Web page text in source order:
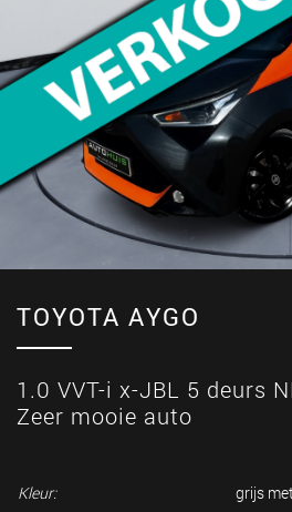
TOYOTA AYGO
1.0 VVT-i x-JBL 5 deurs
Zeer mooie auto
Kleur: grijs